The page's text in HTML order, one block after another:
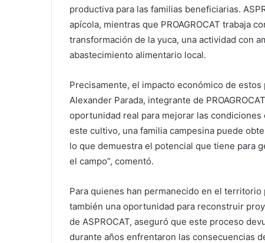
productiva para las familias beneficiarias.
apícola, mientras que PROAGROCAT trabaja
transformación de la yuca, una actividad con
abastecimiento alimentario local.
Precisamente, el impacto económico de
Alexander Parada, integrante de
oportunidad real para mejorar las
este cultivo, una familia campesina puede
lo que demuestra el potencial que tiene para
el campo”, comentó.
Para quienes han permanecido en el
también una oportunidad para reconstruir
de ASPROCAT, aseguró que este proceso
durante años enfrentaron las consecuencias